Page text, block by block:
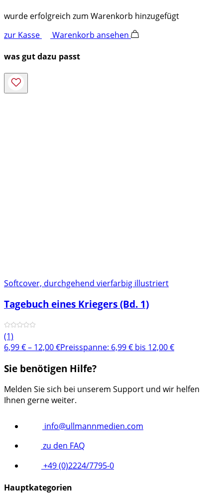
wurde erfolgreich zum Warenkorb hinzugefügt
zur Kasse
Warenkorb ansehen
was gut dazu passt
Softcover, durchgehend vierfarbig illustriert
Tagebuch eines Kriegers (Bd. 1)
(1)
6,99€– 12,00€Preisspanne: 6,99 € bis 12,00 €
Sie benötigen Hilfe?
Melden Sie sich bei unserem Support und wir helfen
Ihnen gerne weiter.
info@ullmannmedien.com
zu den FAQ
+49 (0)2224/7795-0
Hauptkategorien